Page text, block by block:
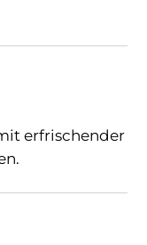
erfrischender